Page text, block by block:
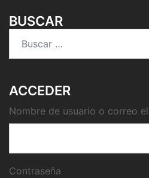
BUSCAR
ACCEDER
Nombre de usuario o correo
Contraseña